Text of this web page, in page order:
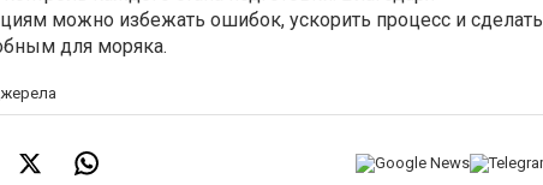
можно избежать ошибок, ускорить процесс и сделать
для моряка.